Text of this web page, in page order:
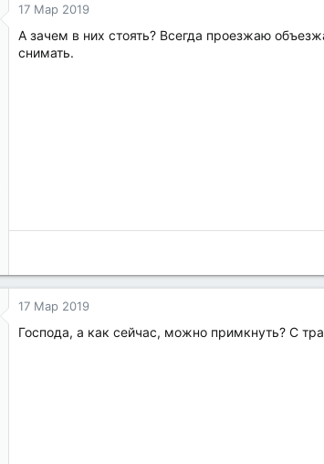
17 Мар 2019
А зачем в них стоять? Всегда проезжаю
снимать.
17 Мар 2019
Господа, а как сейчас, можно примкнуть? С